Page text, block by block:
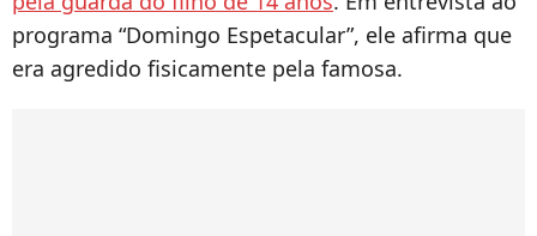
programa “Domingo Espetacular”, ele afirma que
era agredido fisicamente pela famosa.